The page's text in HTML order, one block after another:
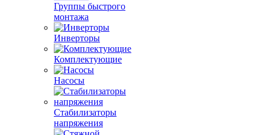
Группы быстрого
монтажа
Инверторы
Комплектующие
Насосы
Стабилизаторы
напряжения